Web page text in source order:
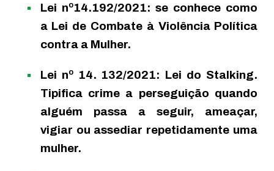
Lei nº14.192/2021: se conhece como
a Lei de Combate à Violência Política
contra a Mulher.
Lei nº 14. 132/2021: Lei do Stalking.
Tipifica crime a perseguição quando
alguém passa a seguir, ameaçar,
vigiar ou assediar repetidamente uma
mulher.